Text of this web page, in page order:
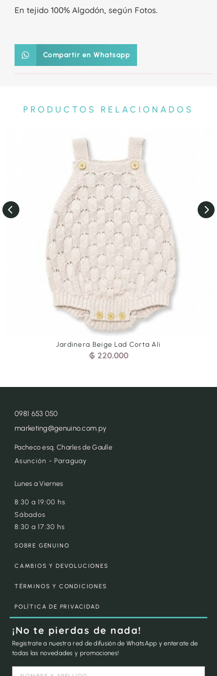
En tejido 100% Algodón, según Fotos.
Compartir en Whatsapp
PRODUCTOS RELACIONADOS
Jardinera Beige Lad Corta Ali
₲ 220.000
0981 653 050
marketing@genuino.com.py
Pacheco esq. Charles de Gaulle
Asunción - Paraguay
Lunes a Viernes
8:30 a 19:00 hs
Sábados
8:30 a 17:30 hs
SOBRE GENUINO
CAMBIOS Y DEVOLUCIONES
TÉRMINOS Y CONDICIONES
POLÍTICA DE PRIVACIDAD
¡No te pierdas de nada!
Registrate a nuestra red de difusión de WhatsApp y enterate de
todas las novedades y promociones!